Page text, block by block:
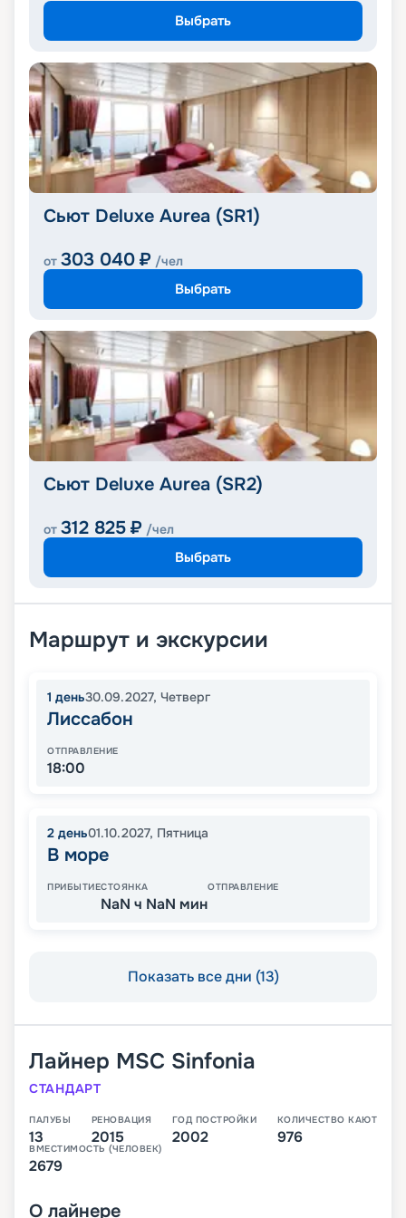
Выбрать
Сьют Deluxe Aurea (SR1)
от 303 040 ₽ /чел
Выбрать
Сьют Deluxe Aurea (SR2)
от 312 825 ₽ /чел
Выбрать
Маршрут и экскурсии
1 день30.09.2027, Четверг
Лиссабон
ОТПРАВЛЕНИЕ
18:00
2 день01.10.2027, Пятница
В море
ПРИБЫТИЕСТОЯНКА
NaN ч NaN мин
ОТПРАВЛЕНИЕ
Показать все дни (13)
Лайнер MSC Sinfonia
СТАНДАРТ
ПАЛУБЫ
13
РЕНОВАЦИЯ
2015
ГОД ПОСТРОЙКИ
2002
КОЛИЧЕСТВО КАЮТ
976
ВМЕСТИМОСТЬ (ЧЕЛОВЕК)
2679
О лайнере